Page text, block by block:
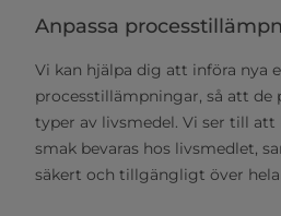
Anpassa
Vi kan hjälpa dig att införa nya
processtillämpningar, så att de
typer av livsmedel. Vi ser till att
smak bevaras hos livsmedlet,
säkert och tillgängligt över hela